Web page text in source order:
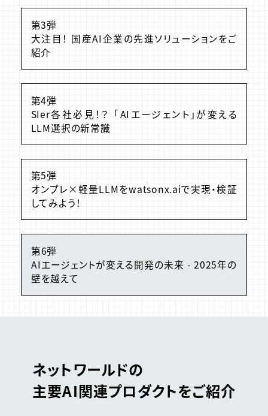
第3弾
大注目！ 国産AI企業の先進ソリューションをご
紹介
第4弾
SIer各社必見！？ 「AIエージェント」が変える
LLM選択の新常識
第5弾
オンプレ×軽量LLMをwatsonx.aiで実現・検証
してみよう！
第6弾
AIエージェントが変える開発の未来 - 2025年の
壁を越えて
ネットワールドの
主要AI関連プロダクトをご紹介